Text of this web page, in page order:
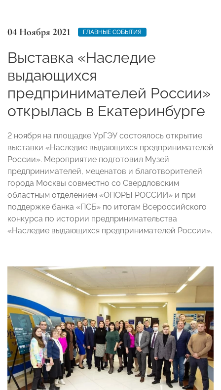
04 Ноября 2021 ГЛАВНЫЕ СОБЫТИЯ
Выставка «Наследие
выдающихся
предпринимателей России»
открылась в Екатеринбурге
2 ноября на площадке УрГЭУ состоялось открытие
выставки «Наследие выдающихся предпринимателей
России». Мероприятие подготовил Музей
предпринимателей, меценатов и благотворителей
города Москвы совместно со Свердловским
областным отделением «ОПОРЫ РОССИИ» и при
поддержке банка «ПСБ» по итогам Всероссийского
конкурса по истории предпринимательства
«Наследие выдающихся предпринимателей России».